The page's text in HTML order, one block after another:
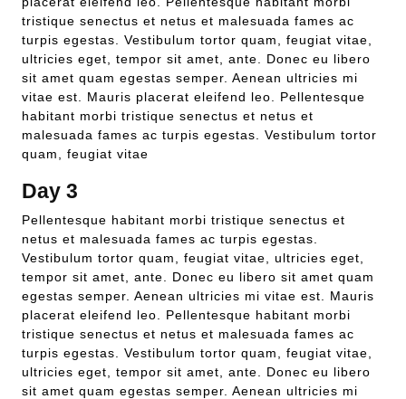
tristique senectus et netus et malesuada fames ac
turpis egestas. Vestibulum tortor quam, feugiat vitae,
ultricies eget, tempor sit amet, ante. Donec eu libero
sit amet quam egestas semper. Aenean ultricies mi
vitae est. Mauris placerat eleifend leo. Pellentesque
habitant morbi tristique senectus et netus et
malesuada fames ac turpis egestas. Vestibulum tortor
quam, feugiat vitae
Day 3
Pellentesque habitant morbi tristique senectus et
netus et malesuada fames ac turpis egestas.
Vestibulum tortor quam, feugiat vitae, ultricies eget,
tempor sit amet, ante. Donec eu libero sit amet quam
egestas semper. Aenean ultricies mi vitae est. Mauris
placerat eleifend leo. Pellentesque habitant morbi
tristique senectus et netus et malesuada fames ac
turpis egestas. Vestibulum tortor quam, feugiat vitae,
ultricies eget, tempor sit amet, ante. Donec eu libero
sit amet quam egestas semper. Aenean ultricies mi